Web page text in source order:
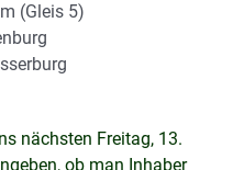
(Gleis 5)
nächsten Freitag, 13.
ob man Inhaber